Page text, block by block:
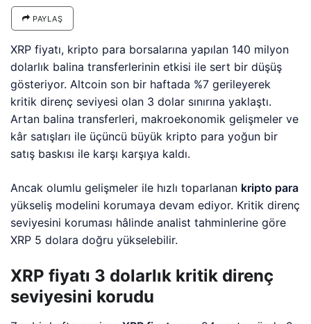
PAYLAŞ
XRP fiyatı, kripto para borsalarına yapılan 140 milyon
dolarlık balina transferlerinin etkisi ile sert bir düşüş
gösteriyor. Altcoin son bir haftada %7 gerileyerek
kritik direnç seviyesi olan 3 dolar sınırına yaklaştı.
Artan balina transferleri, makroekonomik gelişmeler ve
kâr satışları ile üçüncü büyük kripto para yoğun bir
satış baskısı ile karşı karşıya kaldı.
Ancak olumlu gelişmeler ile hızlı toparlanan kripto para
yükseliş modelini korumaya devam ediyor. Kritik direnç
seviyesini koruması hâlinde analist tahminlerine göre
XRP 5 dolara doğru yükselebilir.
XRP fiyatı 3 dolarlık kritik direnç
seviyesini korudu